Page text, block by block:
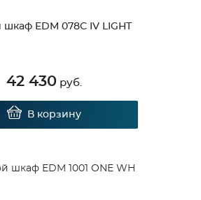
шкаф EDM 078C IV LIGHT
42 430 руб.
В корзину